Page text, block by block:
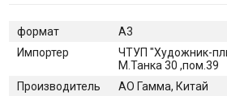
формат
А3
Импортер
ЧТУП "Художник-
М.Танка 30 ,пом.39
Производитель
АО Гамма, Китай